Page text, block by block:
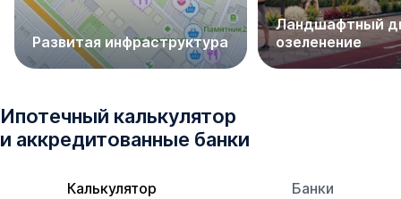
Развитая инфраструктура
Ландшафтный
озеленение
Ипотечный калькулятор
и аккредитованные банки
Калькулятор Банки